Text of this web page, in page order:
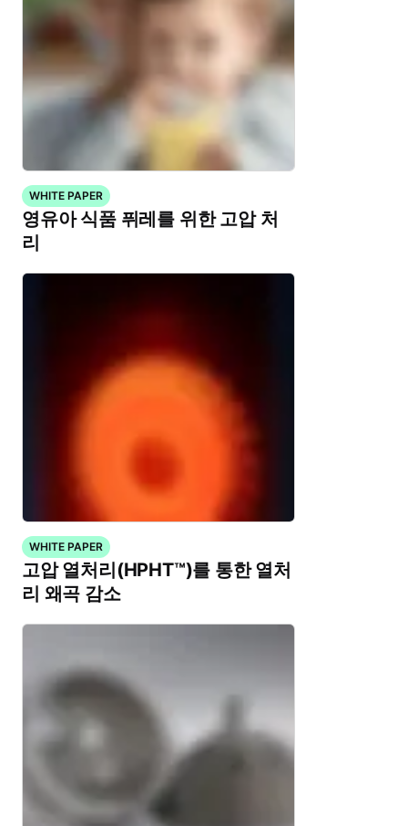
WHITE PAPER
영유아 식품 퓌레를 위한 고압 처
리
WHITE PAPER
고압 열처리(HPHT™)를 통한 열처
리 왜곡 감소